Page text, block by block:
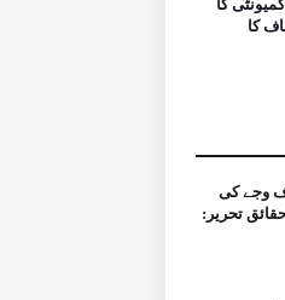
کا
کا
وجے کی
تحریر: